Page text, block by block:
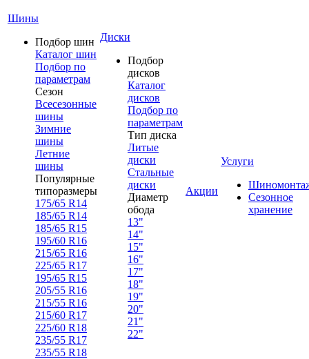
Шины
Подбор шин
Каталог шин
Подбор по
параметрам
Сезон
Всесезонные
шины
Зимние
шины
Летние
шины
Популярные
типоразмеры
175/65 R14
185/65 R14
185/65 R15
195/60 R16
215/65 R16
225/65 R17
195/65 R15
205/55 R16
215/55 R16
215/60 R17
225/60 R18
235/55 R17
235/55 R18
Диски
Подбор
дисков
Каталог
дисков
Подбор по
параметрам
Тип диска
Литые
диски
Стальные
диски
Диаметр
обода
13"
14"
15"
16"
17"
18"
19"
20"
21"
22"
Акции
Услуги
Сезонное
хранение